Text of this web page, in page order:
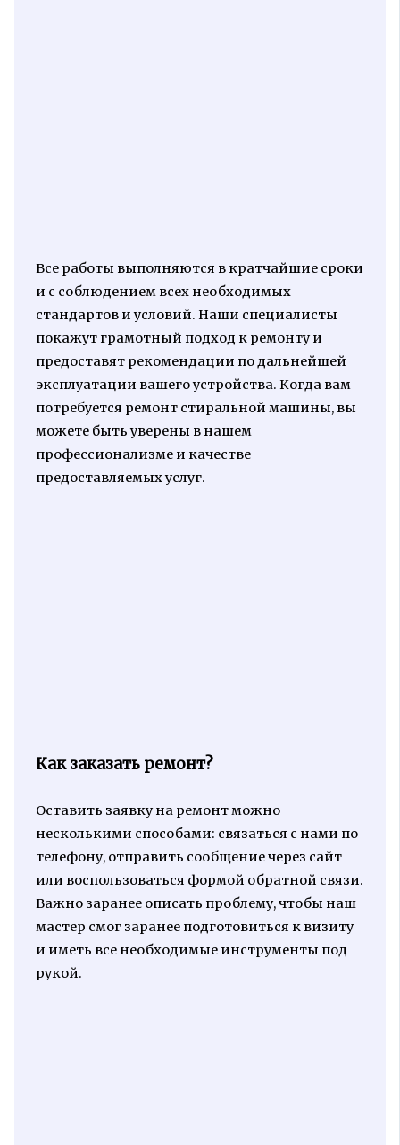
Все работы выполняются в кратчайшие сроки
и с соблюдением всех необходимых
стандартов и условий. Наши специалисты
покажут грамотный подход к ремонту и
предоставят рекомендации по дальнейшей
эксплуатации вашего устройства. Когда вам
потребуется ремонт стиральной машины, вы
можете быть уверены в нашем
профессионализме и качестве
предоставляемых услуг.
Как заказать ремонт?
Оставить заявку на ремонт можно
несколькими способами: связаться с нами по
телефону, отправить сообщение через сайт
или воспользоваться формой обратной связи.
Важно заранее описать проблему, чтобы наш
мастер смог заранее подготовиться к визиту
и иметь все необходимые инструменты под
рукой.